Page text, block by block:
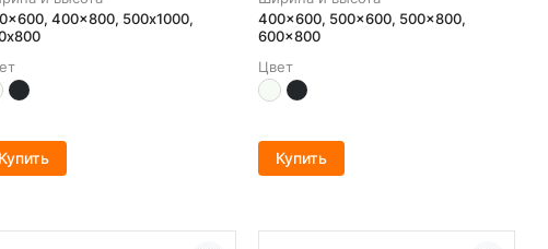
400x800, 500х1000,
Купить
400x600, 500x600, 500x800,
600x800
Цвет
Купить